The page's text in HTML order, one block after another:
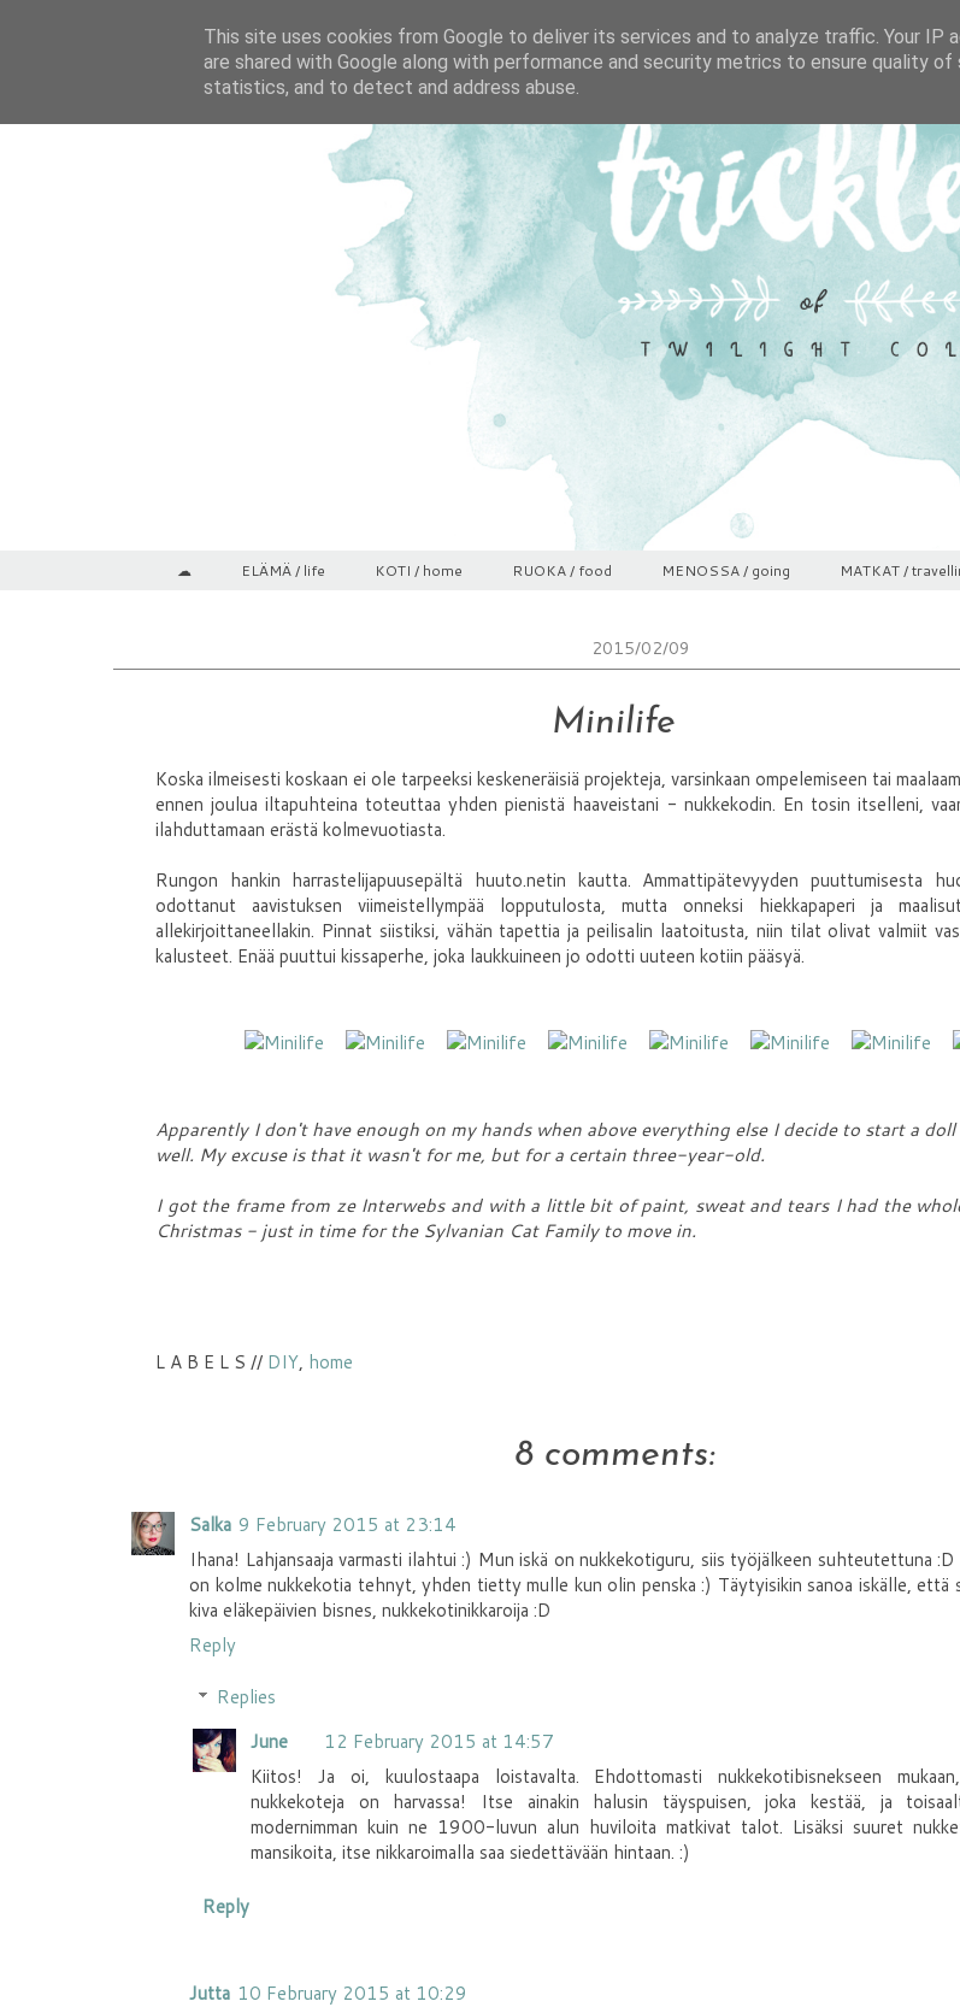
☁ ELÄMÄ / life KOTI / home RUOKA / food MENOSSA / going MATKAT /
2015/02/09
Minilife
Koska ilmeisesti koskaan ei ole tarpeeksi keskeneräisiä projekteja, varsinkaan ompelemiseen tai
ennen joulua iltapuhteina toteuttaa yhden pienistä haaveistani - nukkekodin. En tosin itselleni,
ilahduttamaan erästä kolmevuotiasta.
Rungon hankin harrastelijapuusepältä huuto.netin kautta. Ammattipätevyyden puuttumisesta
odottanut aavistuksen viimeistellympää lopputulosta, mutta onneksi hiekkapaperi ja
allekirjoittaneellakin. Pinnat siistiksi, vähän tapettia ja peilisalin laatoitusta, niin tilat olivat valmiit
kalusteet. Enää puuttui kissaperhe, joka laukkuineen jo odotti uuteen kotiin pääsyä.
Apparently I don't have enough on my hands when above everything else I decide to start a
well. My excuse is that it wasn't for me, but for a certain three-year-old.
I got the frame from ze Interwebs and with a little bit of paint, sweat and tears I had the
Christmas - just in time for the Sylvanian Cat Family to move in.
L A B E L S // DIY, home
8 comments:
Salka 9 February 2015 at 23:14
Ihana! Lahjansaaja varmasti ilahtui :) Mun iskä on nukkekotiguru, siis työjälkeen suhteutettuna :D
on kolme nukkekotia tehnyt, yhden tietty mulle kun olin penska :) Täytyisikin sanoa iskälle, että
kiva eläkepäivien bisnes, nukkekotinikkaroija :D
Reply
Replies
June
12 February 2015 at 14:57
Kiitos! Ja oi, kuulostaapa loistavalta. Ehdottomasti nukkekotibisnekseen
nukkekoteja on harvassa! Itse ainakin halusin täyspuisen, joka kestää, ja
modernimman kuin ne 1900-luvun alun huviloita matkivat talot. Lisäksi suuret
mansikoita, itse nikkaroimalla saa siedettävään hintaan. :)
Reply
Jutta 10 February 2015 at 10:29
This site uses cookies from Google to deliver its services and to analyze traffic. Your IP
are shared with Google along with performance and security metrics to ensure quality of
statistics, and to detect and address abuse.